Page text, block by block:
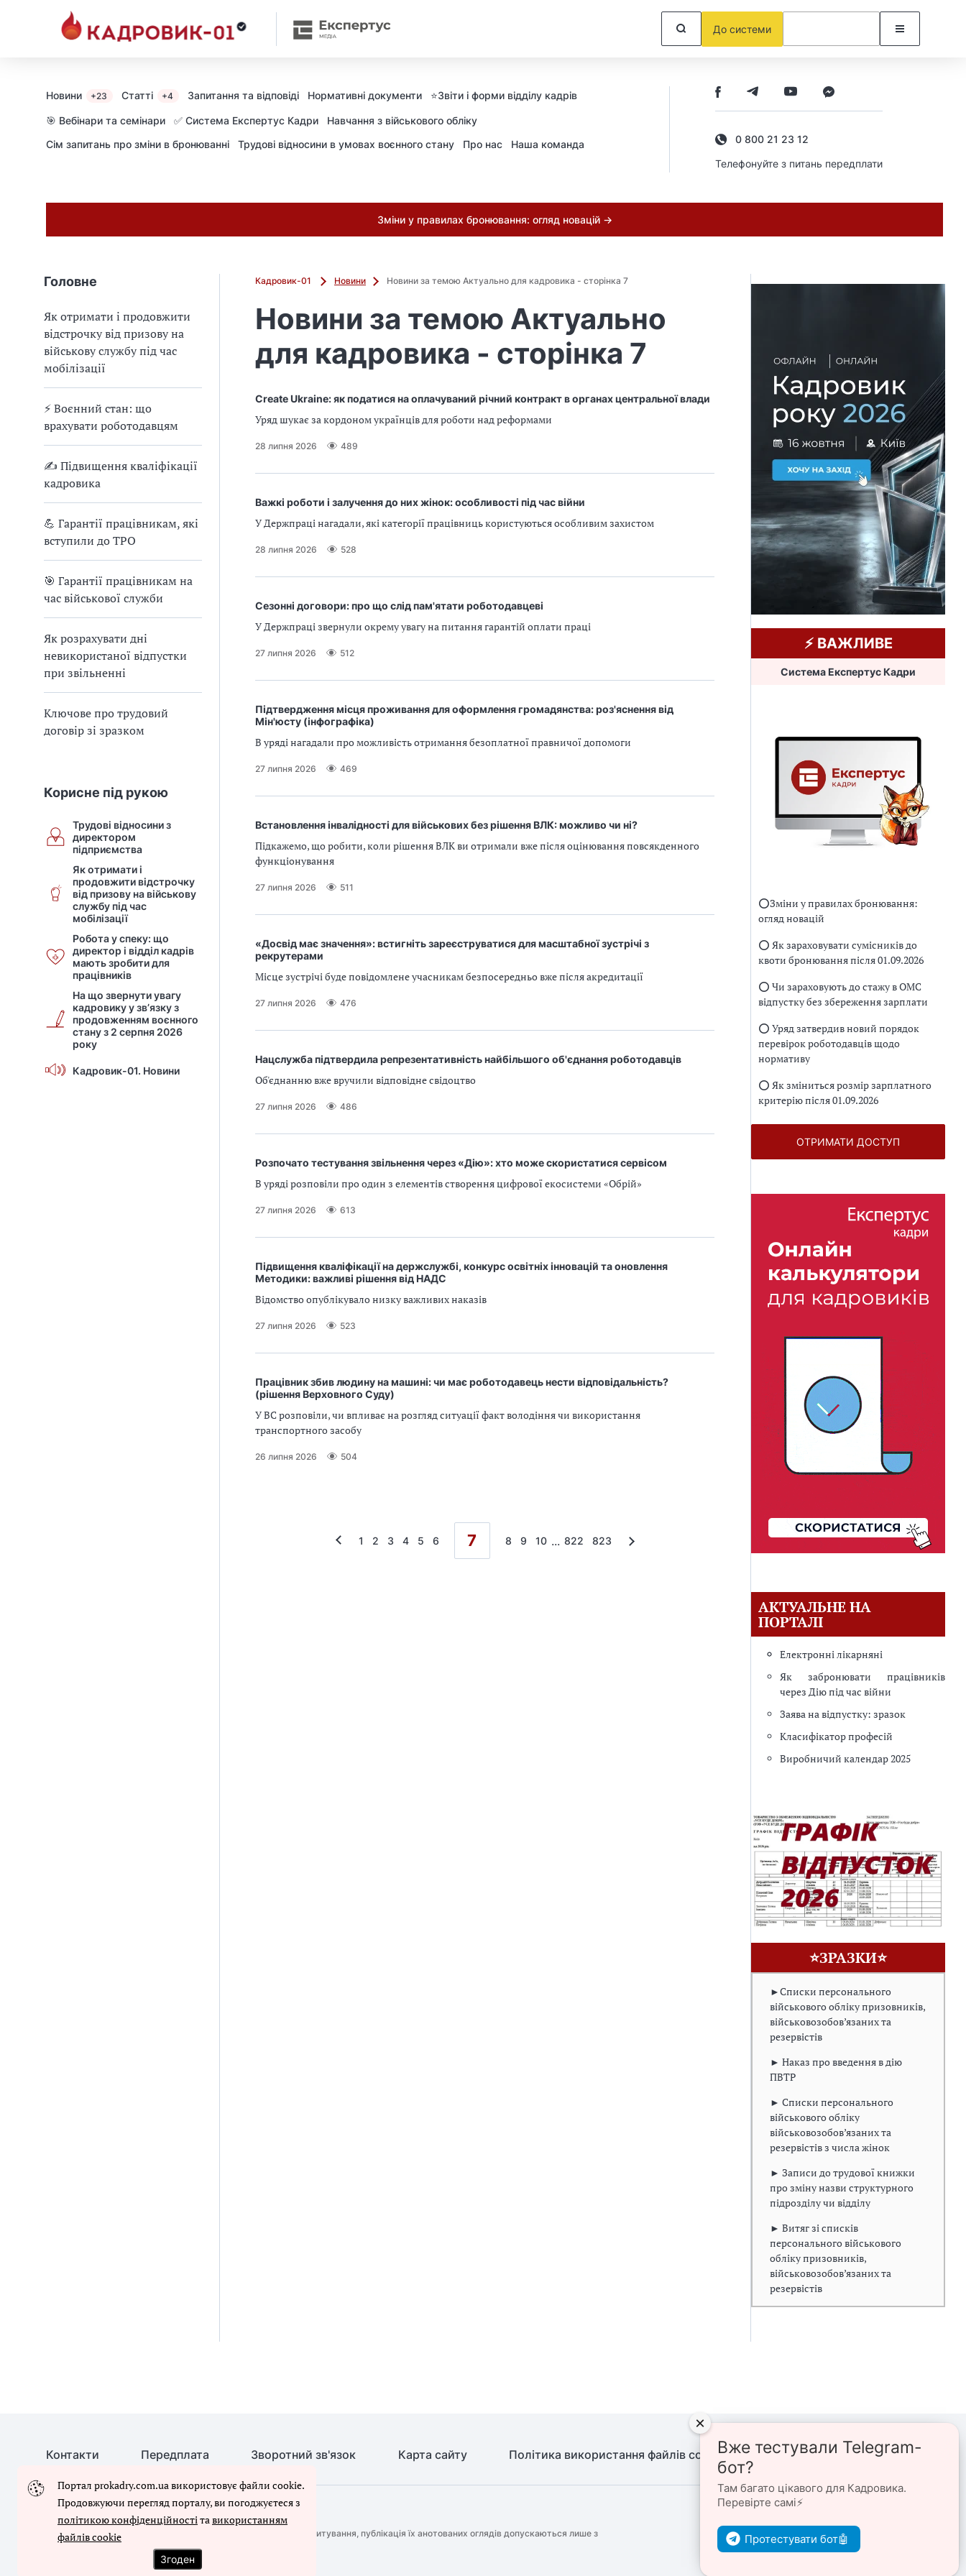
До системи
Новини +23 Статті +4 Запитання та відповіді Нормативні документи ⭐️Звіти і форми відділу кадрів
🎯 Вебінари та семінари ✅ Система Експертус Кадри
Навчання з військового обліку
Сім запитань про зміни в бронюванні
Трудові відносини в умовах воєнного стану Про нас Наша команда
0 800 21 23 12
Телефонуйте з питань передплати
Зміни у правилах бронювання: огляд новацій →
Головне
Як отримати і продовжити
відстрочку від призову на
військову службу під час
мобілізації
⚡ Воєнний стан: що
врахувати роботодавцям
✍ Підвищення кваліфікації
кадровика
💪 Гарантії працівникам, які
вступили до ТРО
🎯 Гарантії працівникам на
час військової служби
Як розрахувати дні
невикористаної відпустки
при звільненні
Ключове про трудовий
договір зі зразком
Корисне під рукою
Трудові відносини з
директором
підприємства
Як отримати і
продовжити відстрочку
від призову на військову
службу під час
мобілізації
Робота у спеку: що
директор і відділ кадрів
мають зробити для
працівників
На що звернути увагу
кадровику у зв’язку з
продовженням воєнного
стану з 2 серпня 2026
року
Кадровик-01. Новини
Кадровик-01 Новини Новини за темою Актуально для кадровика - сторінка 7
Новини за темою Актуально
для кадровика - сторінка 7
Create Ukraine: як податися на оплачуваний річний контракт в органах центральної влади
Уряд шукає за кордоном українців для роботи над реформами
28 липня 2026 489
Важкі роботи і залучення до них жінок: особливості під час війни
У Держпраці нагадали, які категорії працівниць користуються особливим захистом
28 липня 2026 528
Сезонні договори: про що слід пам'ятати роботодавцеві
У Держпраці звернули окрему увагу на питання гарантій оплати праці
27 липня 2026 512
Підтвердження місця проживання для оформлення громадянства: роз'яснення від
Мін'юсту (інфографіка)
В уряді нагадали про можливість отримання безоплатної правничої допомоги
27 липня 2026 469
Встановлення інвалідності для військових без рішення ВЛК: можливо чи ні?
Підкажемо, що робити, коли рішення ВЛК ви отримали вже після оцінювання повсякденного
функціонування
27 липня 2026 511
«Досвід має значення»: встигніть зареєструватися для масштабної зустрічі з
рекрутерами
Місце зустрічі буде повідомлене учасникам безпосередньо вже після акредитації
27 липня 2026 476
Нацслужба підтвердила репрезентативність найбільшого об'єднання роботодавців
Об'єднанню вже вручили відповідне свідоцтво
27 липня 2026 486
Розпочато тестування звільнення через «Дію»: хто може скористатися сервісом
В уряді розповіли про один з елементів створення цифрової екосистеми «Обрій»
27 липня 2026 613
Підвищення кваліфікації на держслужбі, конкурс освітніх інновацій та оновлення
Методики: важливі рішення від НАДС
Відомство опублікувало низку важливих наказів
27 липня 2026 523
Працівник збив людину на машині: чи має роботодавець нести відповідальність?
(рішення Верховного Суду)
У ВС розповіли, чи впливає на розгляд ситуації факт володіння чи використання
транспортного засобу
26 липня 2026 504
1 2 3 4 5 6 7 8 9 10 ... 822 823
⚡️ ВАЖЛИВЕ
Система Експертус Кадри
⭕️Зміни у правилах бронювання:
огляд новацій
⭕️ Як зараховувати сумісників до
квоти бронювання після 01.09.2026
⭕️ Чи зараховують до стажу в ОМС
відпустку без збереження зарплати
⭕️ Уряд затвердив новий порядок
перевірок роботодавців щодо
нормативу
⭕️ Як зміниться розмір зарплатного
критерію після 01.09.2026
ОТРИМАТИ ДОСТУП
АКТУАЛЬНЕ НА
ПОРТАЛІ
Електронні лікарняні
Як забронювати працівників
через Дію під час війни
Заява на відпустку: зразок
Класифікатор професій
Виробничий календар 2025
⭐ЗРАЗКИ⭐
►Списки персонального
військового обліку призовників,
військовозобов’язаних та
резервістів
► Наказ про введення в дію
ПВТР
► Списки персонального
військового обліку
військовозобов’язаних та
резервістів з числа жінок
► Записи до трудової книжки
про зміну назви структурного
підрозділу чи відділу
► Витяг зі списків
персонального військового
обліку призовників,
військовозобов’язаних та
резервістів
Контакти Передплата Зворотний зв'язок Карта сайту Політика використання файлів cookie Політика конфіденційності
© Кадровик-01, 2026. Усі права захищено
Повне або часткове копіювання будь-яких матеріалів сайту, цитування, публікація їх анотованих оглядів допускаються лише з
письмового дозволу редакції сайту
Портал prokadry.com.ua використовує файли cookie.
Продовжуючи перегляд порталу, ви погоджуєтеся з
політикою конфіденційностітавикористанням
файлів cookie
Згоден
Вже тестували Telegram-
бот?
Там багато цікавого для Кадровика.
Перевірте самі⚡️
Протестувати бот🤖
×